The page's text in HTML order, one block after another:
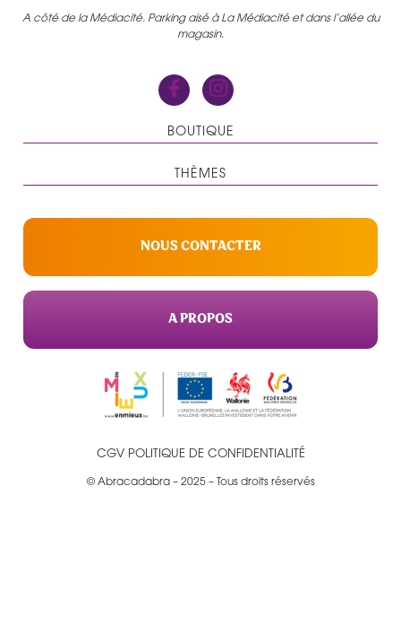
A côté de la Médiacité. Parking aisé à La Médiacité et dans l’allée du
magasin.
BOUTIQUE
THÈMES
NOUS CONTACTER
A PROPOS
CGV POLITIQUE DE CONFIDENTIALITÉ
© Abracadabra – 2025 – Tous droits réservés